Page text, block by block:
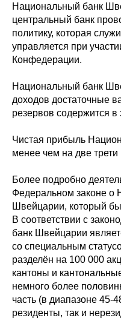
Национальный банк
центральный банк
политику, которая
управляется при
Конфедерации.
Национальный банк
доходов достаточные
резервов содержится в
Чистая прибыль
менее чем на две трети
Более подробно
Федеральном законе о
Швейцарии, который
В соответствии с
банк Швейцарии
со специальным
разделён на 100 000
кантоны и
немного более
часть (в диапазоне 45-
резиденты, так и